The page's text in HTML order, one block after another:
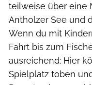
teilweise über eine
Antholzer See und
Wenn du mit
Fahrt bis zum
ausreichend: Hier
Spielplatz toben